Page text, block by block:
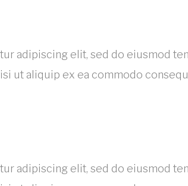
adipiscing elit, sed do eiusmod
ut aliquip ex ea commodo
adipiscing elit, sed do eiusmod